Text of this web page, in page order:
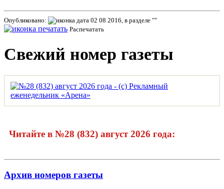
Опубликовано:
02 08 2016, в разделе ""
Распечатать
Свежий номер газеты
Читайте в №28 (832) август 2026 года:
Архив номеров газеты